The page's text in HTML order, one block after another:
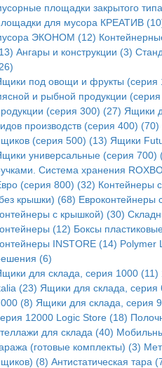
площадки закрытого
для мусора КРЕАТИВ
ЭКОНОМ (12)
Ангары и конструкции (3)
под овощи и фрукты (серия
и рыбной продукции
(серия 300) (27) Ящики
производств (серия 400) (70)
(серия 500) (13) Ящики
универсальные (серия 700)
Система хранения
(серия 800) (32) Контейнеры
крышки) (68) Евроконтейнеры
с крышкой) (30)
(12) Боксы
INSTORE (14) Polymer
(6)
для склада, серия 1000 (11)
(23) Ящики для склада, серия
(8) Ящики для склада, серия
12000 Logic Store (18)
для склада (40)
(готовые комплекты) (3)
(8) Антистатическая тара